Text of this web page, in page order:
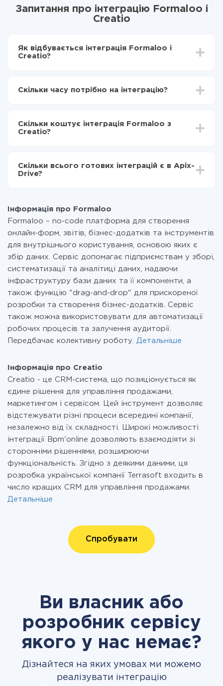
Запитання про інтеграцію Formaloo і
Creatio
Як відбувається інтеграція Formaloo і
Creatio?
Вибираєте які дані передавати з Formaloo в
Тепер дані будуть автоматично передаватися з
Formaloo в Creatio
Скільки часу потрібно на інтеграцію?
становити від 5-ти до 30-хвилин. У середньому
налаштування займає 10-15 хвилин.
Скільки коштує інтеграція Formaloo з
Creatio?
Ви оплачуєте лише кількість даних, які за фактом
передаються з однієї вашої системи в іншу через
при необхідності. Детальніше про
Скільки всього готових інтеграцій є в Apix-
Drive?
Інформація про Formaloo
Formaloo – no-code платформа для створення
онлайн-форм, звітів, бізнес-додатків та інструментів
для внутрішнього користування, основою яких є
збір даних. Сервіс допомагає підприємствам у зборі,
систематизації та аналітиці даних, надаючи
інфраструктуру бази даних та її компоненти, а
також функцію "drag-and-drop" для прискореної
розробки та створення бізнес-додатків. Сервіс
також можна використовувати для автоматизації
робочих процесів та залучення аудиторії.
Передбачає колективну роботу. Детальніше
Інформація про Creatio
Creatio - це CRM-система, що позиціонується як
єдине рішення для управління продажами,
маркетингом і сервісом. Цей інструмент дозволяє
відстежувати різні процеси всередині компанії,
незалежно від їх складності. Широкі можливості
інтеграції Bpm'online дозволяють взаємодіяти зі
сторонніми рішеннями, розширюючи
функціональність. Згідно з деякими даними, ця
розробка української компанії Terrasoft входить в
число кращих CRM для управління продажами.
Детальніше
Спробувати
Ви власник або
розробник сервісу
якого у нас немає?
Дізнайтеся на яких умовах ми можемо
реалізувати інтеграцію